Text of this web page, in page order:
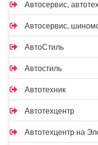
Автосервис,
Автосервис,
АвтоСтиль
Автостиль
Автотехник
Автотехцентр
Автотехцентр на